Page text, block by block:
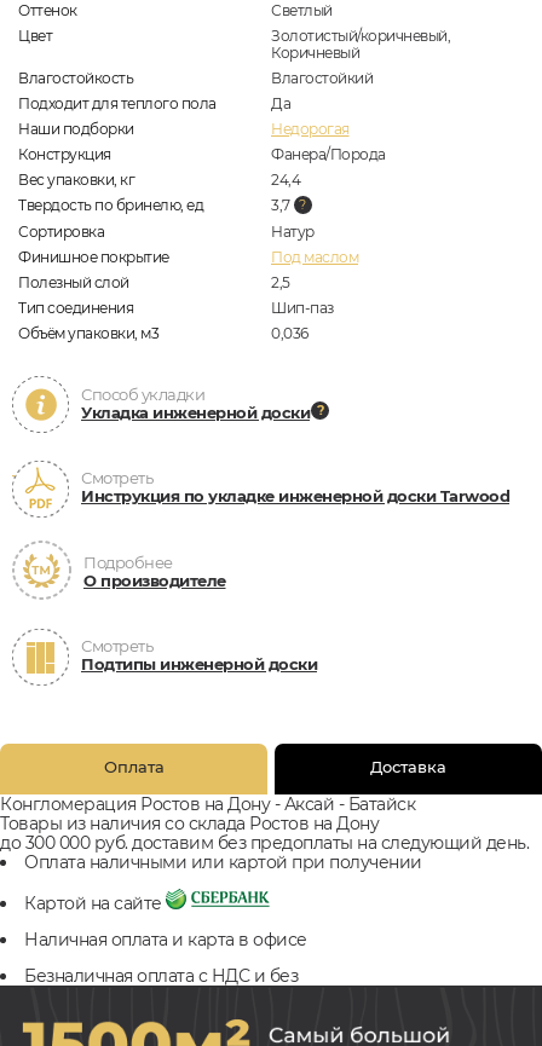
Оттенок
Светлый
Цвет
Золотистый/коричневый,
Коричневый
Влагостойкость
Влагостойкий
Подходит для теплого пола
Да
Наши подборки
Недорогая
Конструкция
Фанера/Порода
Вес упаковки, кг
24,4
Твердость по бринелю, ед
3,7
Сортировка
Натур
Финишное покрытие
Под маслом
Полезный слой
2,5
Тип соединения
Шип-паз
Объём упаковки, м3
0,036
Способ укладки
Укладка инженерной доски
Смотреть
Инструкция по укладке инженерной доски Tarwood
Подробнее
О производителе
Смотреть
Подтипы инженерной доски
Оплата Доставка
Конгломерация Ростов на Дону - Аксай - Батайск
Товары из наличия со склада Ростов на Дону
до 300 000 руб. доставим без предоплаты на следующий день.
Оплата наличными или картой при получении
Картой на сайте
Наличная оплата и карта в офисе
Безналичная оплата с НДС и без